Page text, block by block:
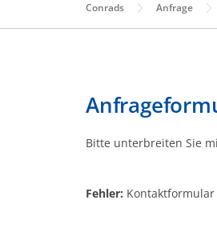
Conrads Anfrage
Bitte unterbreiten Sie
Fehler: